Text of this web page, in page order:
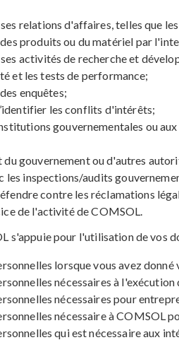
relations d'affaires, telles que
produits ou du matériel par
activités de recherche et
et les tests de performance;
enquêtes;
les conflits d'intérêts;
gouvernementales ou
du gouvernement ou d'autres
inspections/audits
contre les réclamations
de l'activité de COMSOL.
s'appuie pour l'utilisation de vos
lorsque vous avez
nécessaires à
nécessaires pour
nécessaire à COMSOL
qui est nécessaire aux